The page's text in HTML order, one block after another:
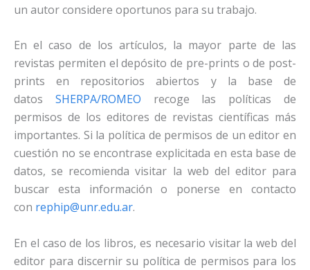
un autor considere oportunos para su trabajo.
En el caso de los artículos, la mayor parte de las
revistas permiten el depósito de pre-prints o de post-
prints en repositorios abiertos y la base de
datos SHERPA/ROMEO recoge las políticas de
permisos de los editores de revistas científicas más
importantes. Si la política de permisos de un editor en
cuestión no se encontrase explicitada en esta base de
datos, se recomienda visitar la web del editor para
buscar esta información o ponerse en contacto
con rephip@unr.edu.ar.
En el caso de los libros, es necesario visitar la web del
editor para discernir su política de permisos para los